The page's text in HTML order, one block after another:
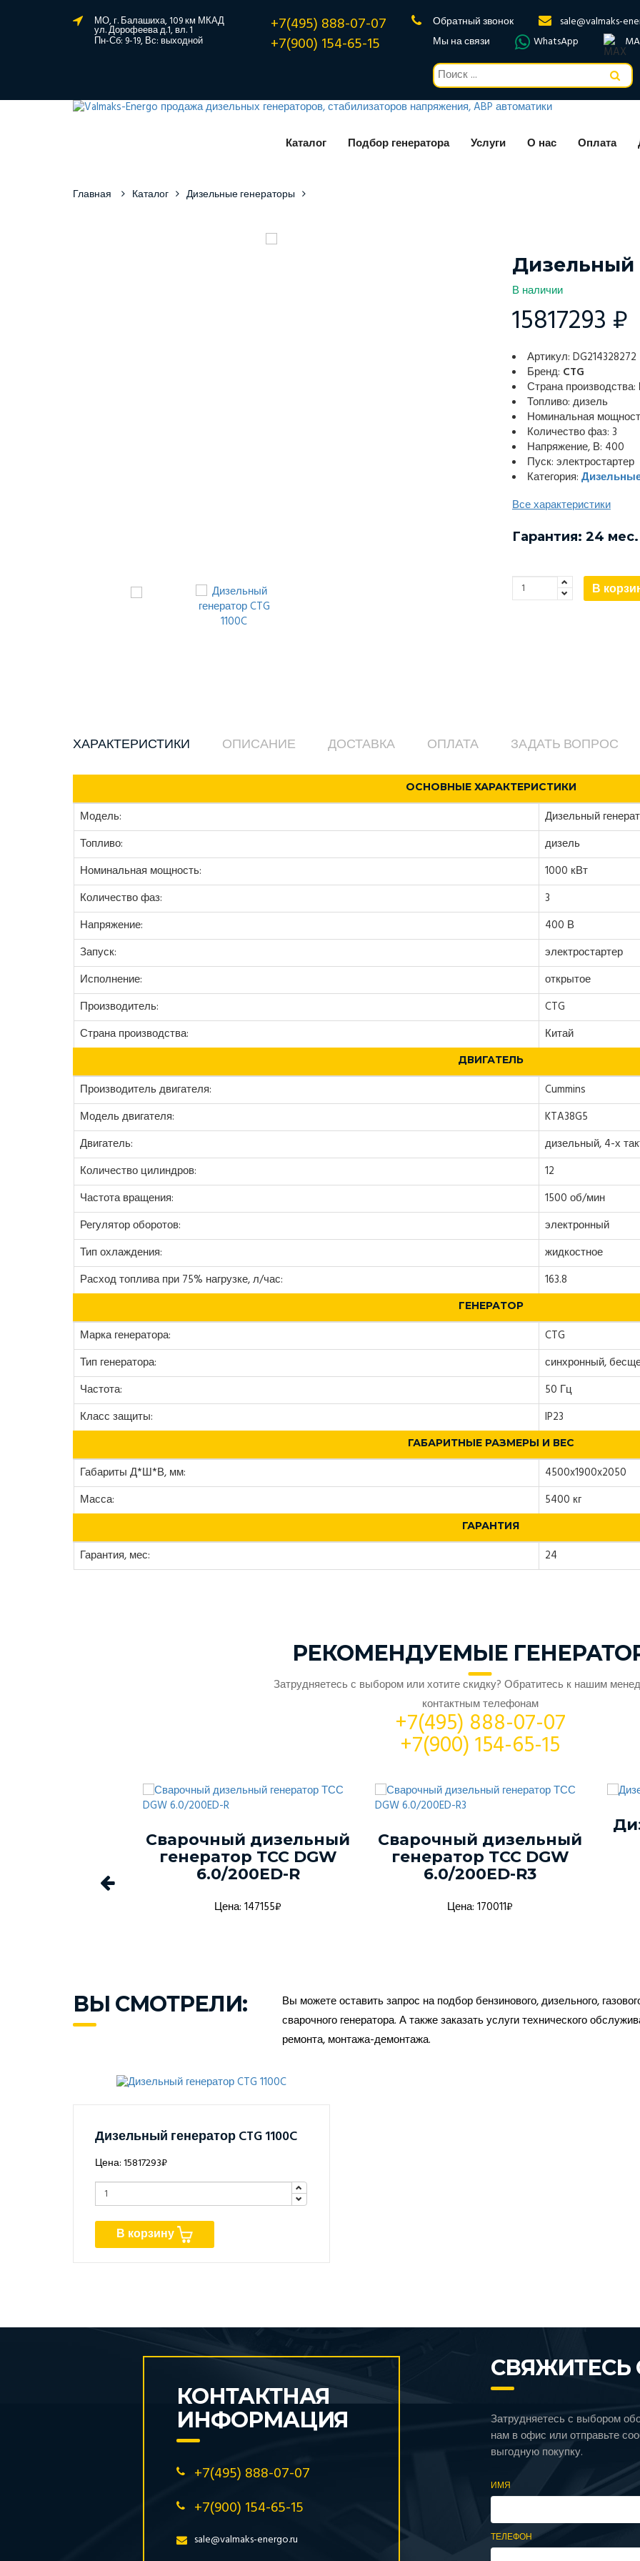
МО, г. Балашиха, 109 км МКАД
ул. Дорофеева д.1, вл. 1
Пн-Сб: 9-19, Вс: выходной
+7(495) 888-07-07
+7(900) 154-65-15
Обратный звонок
sale@valmaks-
Мы на связи
WhatsApp
Каталог Подбор генератора Услуги О нас Оплата
Главная Каталог Дизельные генераторы
Дизельный
В наличии
15817293 ₽
Артикул: DG214328272
Бренд: CTG
Страна производства:
Топливо: дизель
Номинальная
Количество фаз: 3
Напряжение, В: 400
Пуск: электростартер
Категория:
Все характеристики
Гарантия: 24 мес.
В
ХАРАКТЕРИСТИКИ ОПИСАНИЕ ДОСТАВКА ОПЛАТА ЗАДАТЬ ВОПРОС
ОСНОВНЫЕ ХАРАКТЕРИСТИКИ
Модель:
Дизельный
Топливо:
дизель
Номинальная мощность:
1000 кВт
Количество фаз:
3
Напряжение:
400 В
Запуск:
электростартер
Исполнение:
открытое
Производитель:
CTG
Страна производства:
Китай
ДВИГАТЕЛЬ
Производитель двигателя:
Cummins
Модель двигателя:
KTA38G5
Двигатель:
дизельный, 4-х
Количество цилиндров:
12
Частота вращения:
1500 об/мин
Регулятор оборотов:
электронный
Тип охлаждения:
жидкостное
Расход топлива при 75% нагрузке, л/час:
163.8
ГЕНЕРАТОР
Марка генератора:
CTG
Тип генератора:
синхронный,
Частота:
50 Гц
Класс защиты:
IP23
ГАБАРИТНЫЕ РАЗМЕРЫ И ВЕС
Габариты Д*Ш*В, мм:
4500x1900x2050
Масса:
5400 кг
ГАРАНТИЯ
Гарантия, мес: 24
РЕКОМЕНДУЕМЫЕ
Затрудняетесь с выбором или хотите скидку? Обратитесь к нашим
контактным телефонам
+7(495) 888-07-07
+7(900) 154-65-15
Сварочный дизельный
генератор ТСС DGW
6.0/200ED-R
Цена: 147155₽
Сварочный дизельный
генератор ТСС DGW
6.0/200ED-R3
Цена: 170011₽
ВЫ СМОТРЕЛИ:
Вы можете оставить запрос на подбор бензинового, дизельного,
сварочного генератора. А также заказать услуги технического
ремонта, монтажа-демонтажа.
Дизельный генератор CTG 1100C
Цена: 15817293₽
В корзину
КОНТАКТНАЯ
ИНФОРМАЦИЯ
+7(495) 888-07-07
+7(900) 154-65-15
sale@valmaks-energo.ru
СВЯЖИТЕСЬ
Затрудняетесь с выбором
нам в офис или отправьте
выгодную покупку.
ИМЯ
ТЕЛЕФОН